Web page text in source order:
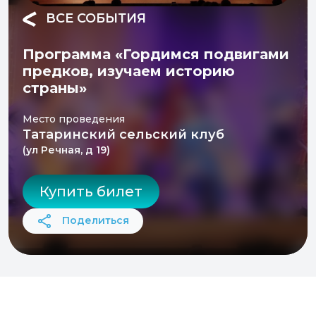
ВСЕ СОБЫТИЯ
Программа «Гордимся подвигами
предков, изучаем историю
страны»
Место проведения
Татаринский сельский клуб
(ул Речная, д 19)
Купить билет
Поделиться